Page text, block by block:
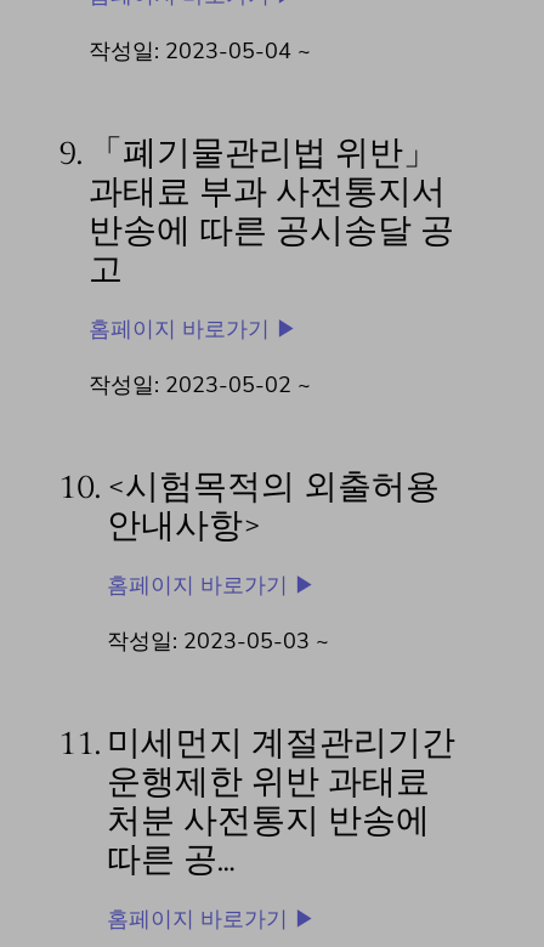
작성일: 2023-05-04 ~
9.
「폐기물관리법 위반」
과태료 부과 사전통지서
반송에 따른 공시송달 공
고
홈페이지 바로가기 ▶
작성일: 2023-05-02 ~
10. <시험목적의 외출허용
안내사항>
홈페이지 바로가기 ▶
작성일: 2023-05-03 ~
11. 미세먼지 계절관리기간
운행제한 위반 과태료
처분 사전통지 반송에
따른 공…
홈페이지 바로가기 ▶